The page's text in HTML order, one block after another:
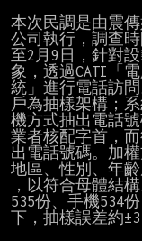
本次民調是由震
公司執行，調查時
至2月9日，針對
象，透過CATI「
統」進行電話訪
戶為抽樣架構；
機方式抽出電話
業者核配字首，
出電話號碼。加
地區、性別、年
，以符合母體結
535份、手機534
下，抽樣誤差約